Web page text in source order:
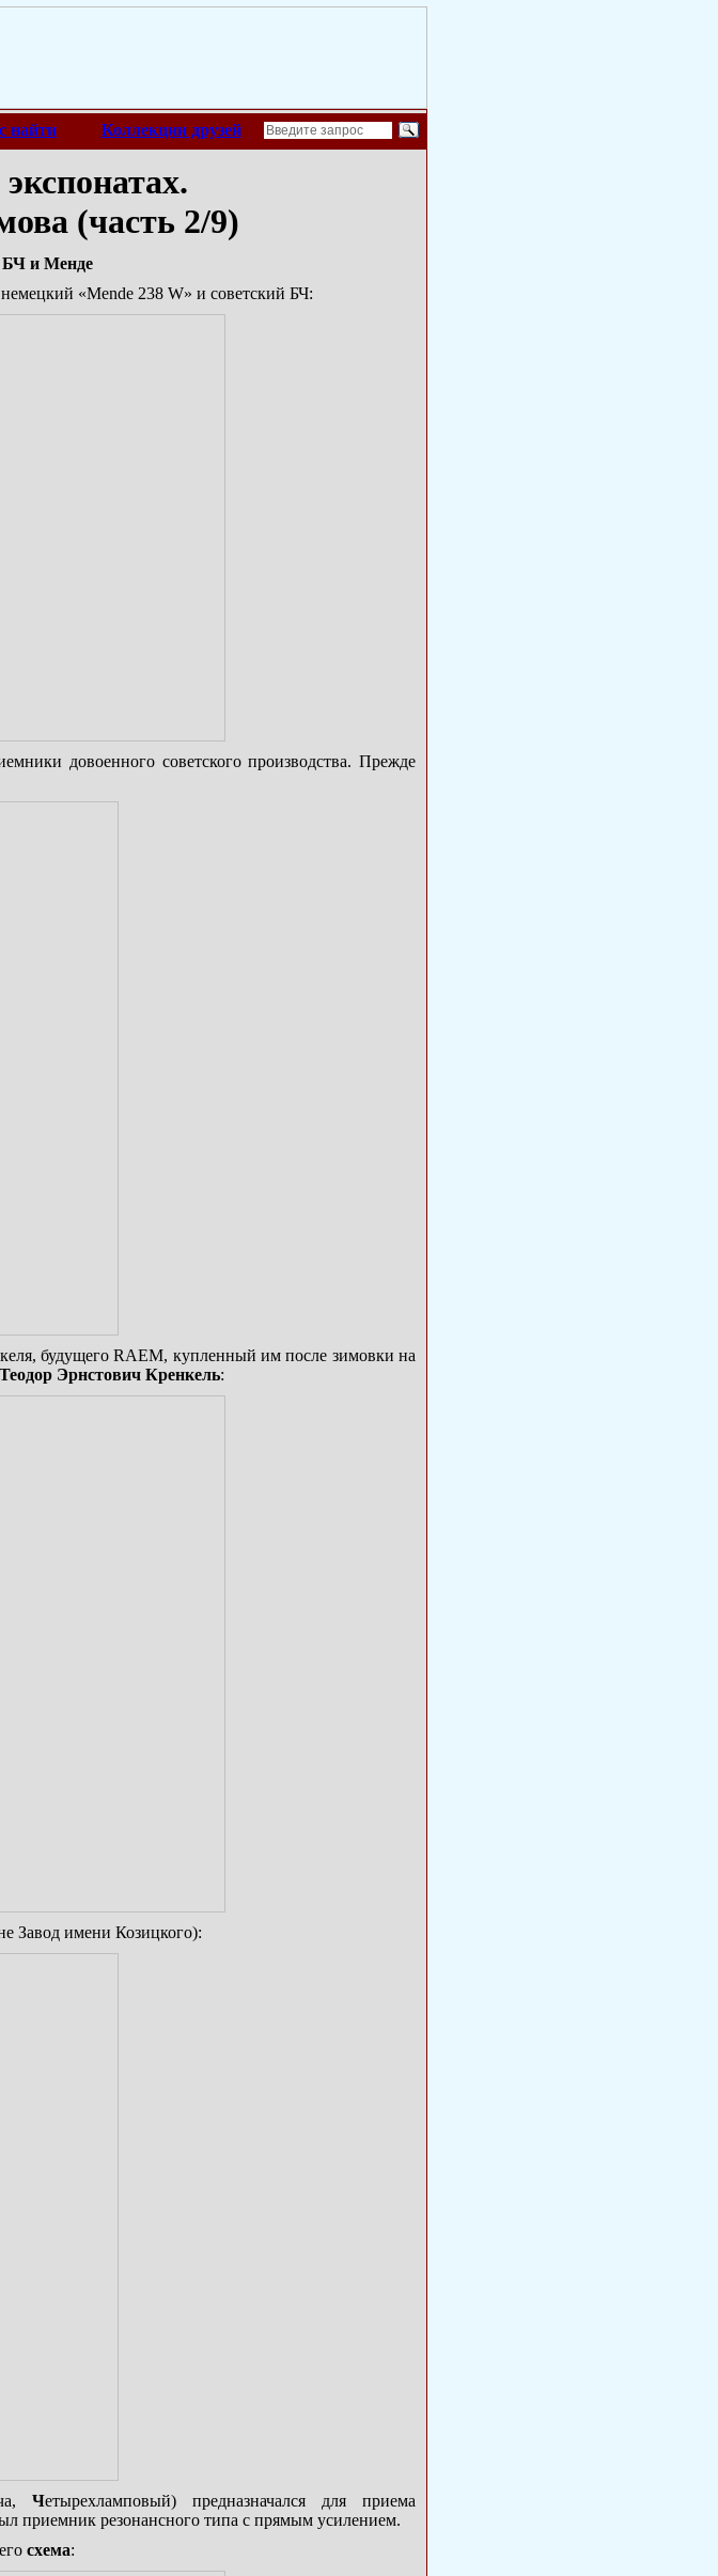
найти Коллекции друзей
(часть 2/9)
и Менде
«Mende 238 W» и советский БЧ:
довоенного советского производства. Прежде
будущего RAEM, купленный им после зимовки на
Эрнстович Кренкель:
Завод имени Козицкого):
Четырехламповый) предназначался для приема
приемник резонансного типа с прямым усилением.
схема: